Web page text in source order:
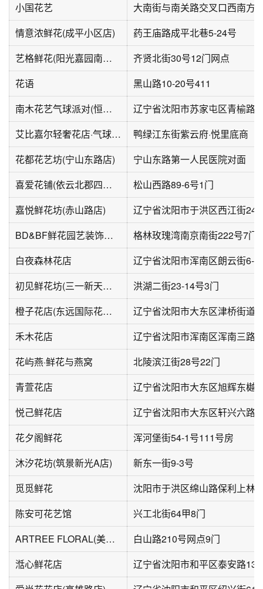
小国花艺
大南街与南关路交叉口西南方
情意浓鲜花(成平小区店)
药王庙路成平北巷5-24号
艺格鲜花(阳光嘉园南区店)
齐贤北街30号12门网点
花语
黑山路10-20号411
南木花艺气球派对(恒大名都2期店)
辽宁省沈阳市苏家屯区青榆路
艾比嘉尔轻奢花店·气球派对(沈阳店)
鸭绿江东街紫云府·悦里底商
花都花艺坊(宁山东路店)
宁山东路第一人民医院对面
喜爱花铺(依云北郡四期店)
松山西路89-6号1门
嘉悦鲜花坊(赤山路店)
辽宁省沈阳市于洪区西江街
BD&BF鲜花园艺装饰沙龙(长白岛店)
格林玫瑰湾南京南街222号7门
白夜森林花店
辽宁省沈阳市浑南区朗云街6-
初见鲜花坊(三一新天地店)
洪湖二街23-14号3门
橙子花店(东远国际花园店)
辽宁省沈阳市大东区津桥街道
禾木花店
辽宁省沈阳市浑南区浑南三路1
花屿燕·鲜花与燕窝
北陵滨江街28号22门
青萱花店
辽宁省沈阳市大东区旭辉东樾
悦己鲜花店
辽宁省沈阳市大东区轩兴六路
花夕阁鲜花
浑河堡街54-1号111号房
沐汐花坊(筑景新光A店)
新东一街9-3号
觅觅鲜花
陈安可花艺馆
兴工北街64甲8门
ARTREE FLORAL(美树馆)
白山路210号网点9门
湉心鲜花店
辽宁省沈阳市和平区泰安路